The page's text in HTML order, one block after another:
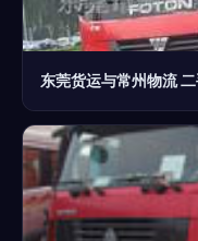
东莞货运与常州物流